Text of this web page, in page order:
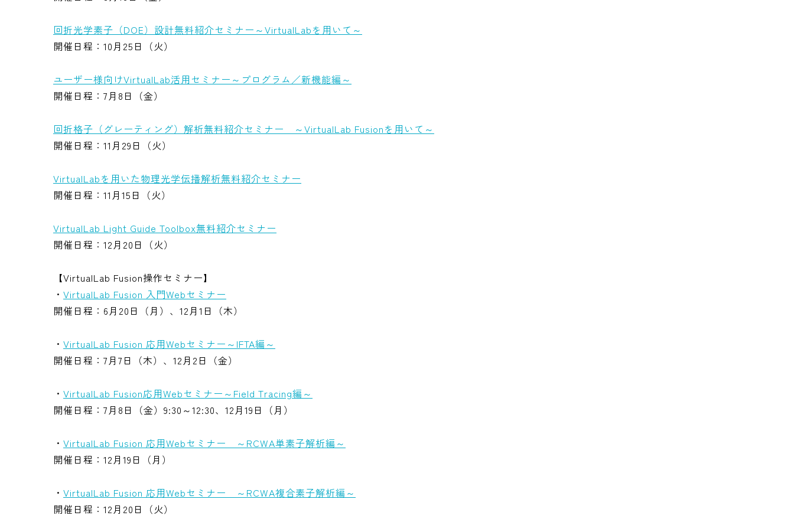
回折光学素子（DOE）設計無料紹介セミナー～VirtualLabを用いて～
開催日程：10月25日（火）
ユーザー様向けVirtualLab活用セミナー～プログラム／新機能編～
開催日程：7月8日（金）
回折格子（グレーティング）解析無料紹介セミナー ～VirtualLab Fusionを用いて～
開催日程：11月29日（火）
VirtualLabを用いた物理光学伝播解析無料紹介セミナー
開催日程：11月15日（火）
VirtualLab Light Guide Toolbox無料紹介セミナー
開催日程：12月20日（火）
【VirtualLab Fusion操作セミナー】
・ VirtualLab Fusion 入門Webセミナー
開催日程：6月20日（月）、12月1日（木）
・ VirtualLab Fusion 応用Webセミナー～IFTA編～
開催日程：7月7日（木）、12月2日（金）
・ VirtualLab Fusion応用Webセミナー～Field Tracing編～
開催日程：7月8日（金）9:30～12:30、12月19日（月）
・ VirtualLab Fusion 応用Webセミナー ～RCWA単素子解析編～
開催日程：12月19日（月）
・ VirtualLab Fusion 応用Webセミナー ～RCWA複合素子解析編～
開催日程：12月20日（火）